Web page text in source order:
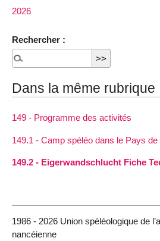
2026
Rechercher :
Dans la même rubrique
149 - Programme des activités
149.1 - Camp spéléo dans le Pays
149.2 - Eigerwandschlucht Fiche
1986 - 2026 Union spéléologique de
nancéienne